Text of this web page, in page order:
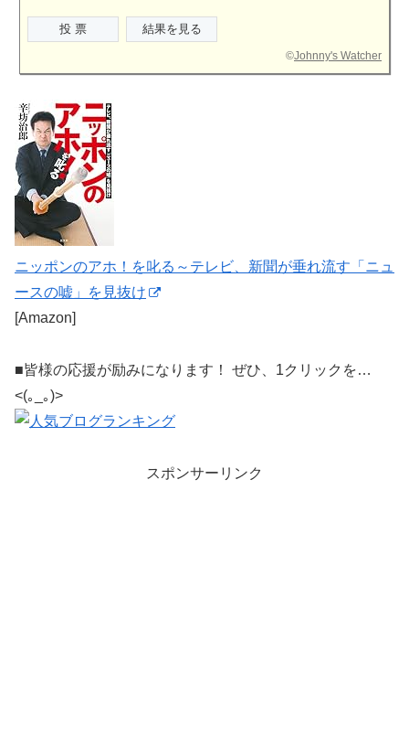
©Johnny's Watcher
ニッポンのアホ！を叱る～テレビ、新聞が垂れ流す「ニュ
ースの嘘」を見抜け
[Amazon]
■皆様の応援が励みになります！ ぜひ、1クリックを…
<(｡_｡)>
スポンサーリンク